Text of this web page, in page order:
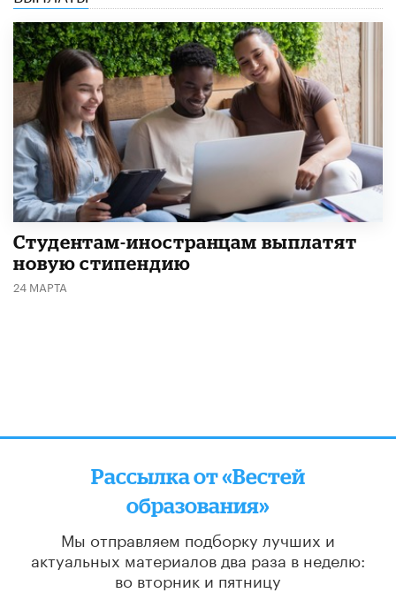
Студентам-иностранцам выплатят
новую стипендию
24 МАРТА
Рассылка от «Вестей
образования»
Мы отправляем подборку лучших и
актуальных материалов два раза в неделю:
во вторник и пятницу